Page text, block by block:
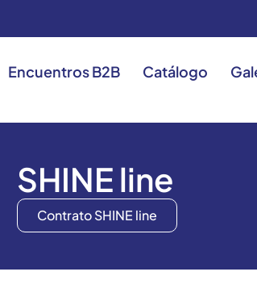
Encuentros B2B Catálogo
SHINE line
Contrato SHINE line